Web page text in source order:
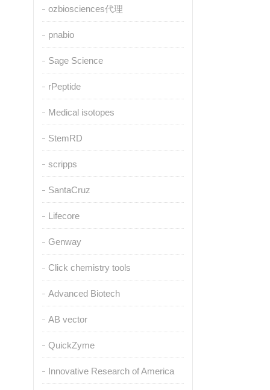
ozbiosciences代理
pnabio
Sage Science
rPeptide
Medical isotopes
StemRD
scripps
SantaCruz
Lifecore
Genway
Click chemistry tools
Advanced Biotech
AB vector
QuickZyme
Innovative Research of America